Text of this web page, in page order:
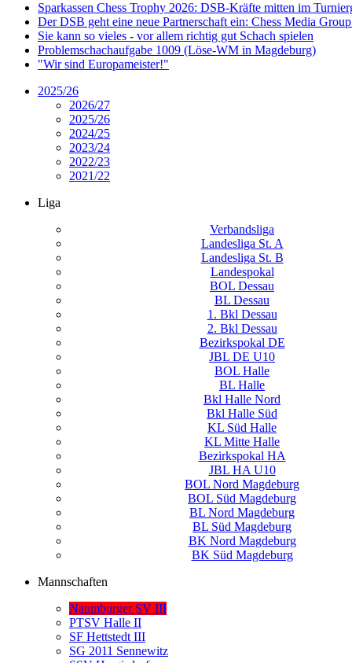
Sparkassen Chess Trophy 2026: DSB-Kräfte mitten im
Der DSB geht eine neue Partnerschaft ein: Chess Media
Sie kann so vieles - vor allem richtig gut Schach spielen
Problemschachaufgabe 1009 (Löse-WM in Magdeburg)
"Wir sind Europameister!"
2025/26
2026/27
2025/26
2024/25
2023/24
2022/23
2021/22
Liga
Verbandsliga
Landesliga St. A
Landesliga St. B
Landespokal
BOL Dessau
BL Dessau
1. Bkl Dessau
2. Bkl Dessau
Bezirkspokal DE
JBL DE U10
BOL Halle
BL Halle
Bkl Halle Nord
Bkl Halle Süd
KL Süd Halle
KL Mitte Halle
Bezirkspokal HA
JBL HA U10
BOL Nord Magdeburg
BOL Süd Magdeburg
BL Nord Magdeburg
BL Süd Magdeburg
BK Nord Magdeburg
BK Süd Magdeburg
Mannschaften
Naumburger SV III
PTSV Halle II
SF Hettstedt III
SG 2011 Sennewitz